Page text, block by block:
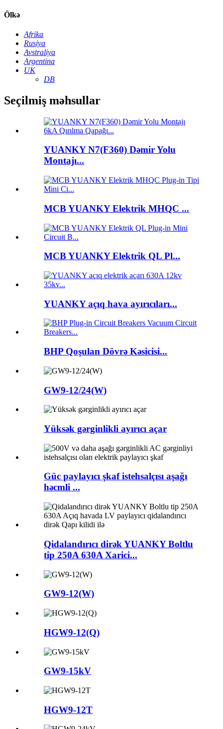
Ölkə
Afrika
Rusiya
Avstraliya
Argentina
UK
DB
Seçilmiş məhsullar
YUANKY N7(F360) Dəmir Yolu
Montajı...
MCB YUANKY Elektrik MHQC ...
MCB YUANKY Elektrik QL Pl...
YUANKY açıq hava ayırıcıları...
BHP Qoşulan Dövrə Kəsicisi...
GW9-12/24(W)
Yüksək gərginlikli ayırıcı açar
Güc paylayıcı şkaf istehsalçısı aşağı
həcmli ...
Qidalandırıcı dirək YUANKY Boltlu
tip 250A 630A Xarici...
GW9-12(W)
HGW9-12(Q)
GW9-15kV
HGW9-12T